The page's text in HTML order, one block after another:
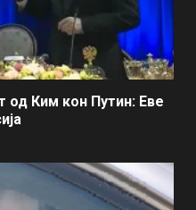
од Ким кон Путин: Еве